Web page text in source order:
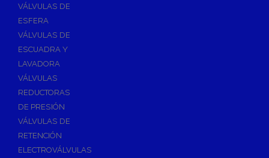
VÁLVULAS DE
ESFERA
VÁLVULAS DE
ESCUADRA Y
LAVADORA
VÁLVULAS
REDUCTORAS
DE PRESIÓN
VÁLVULAS DE
RETENCIÓN
ELECTROVÁLVULAS